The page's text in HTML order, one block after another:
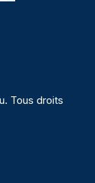
Tous droits